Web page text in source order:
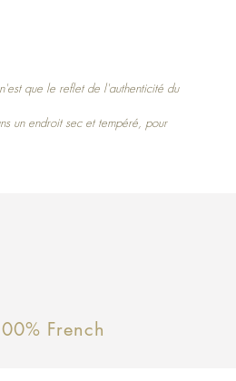
que le reflet de l'authenticité du
un endroit sec et tempéré, pour
French